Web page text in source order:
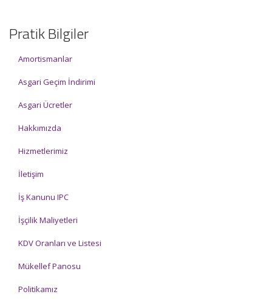
Pratik Bilgiler
Amortismanlar
Asgari Geçim İndirimi
Asgari Ücretler
Hakkımızda
Hizmetlerimiz
İletişim
İş Kanunu IPC
İşçilik Maliyetleri
KDV Oranları ve Listesi
Mükellef Panosu
Politikamız